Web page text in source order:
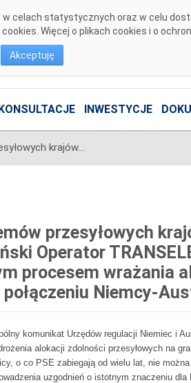
celach statystycznych oraz w celu
Więcej o plikach cookies i o
Akceptuję
INWESTYCJE
Operatorzy systemów przesyłowych krajów V4 (ČEPS, MAVIR, PSE i SEPS) oraz rumuński Operator TRANSELECTRICA są zaniepokojeni nietransparentnym procesem wrażania alokacji zdolności przesyłowych na połączeniu Niemcy-Austria
przesyłowych
Operator
procesem wrażania
Niemcy-
komunikat Urzędów regulacji Niemiec i
alokacji zdolności przesyłowych na
o co PSE zabiegają od wielu lat, nie
uzgodnień o istotnym znaczeniu dla